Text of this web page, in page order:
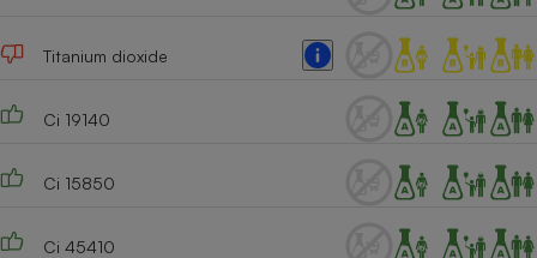
Titanium dioxide
Ci 19140
Ci 15850
Ci 45410